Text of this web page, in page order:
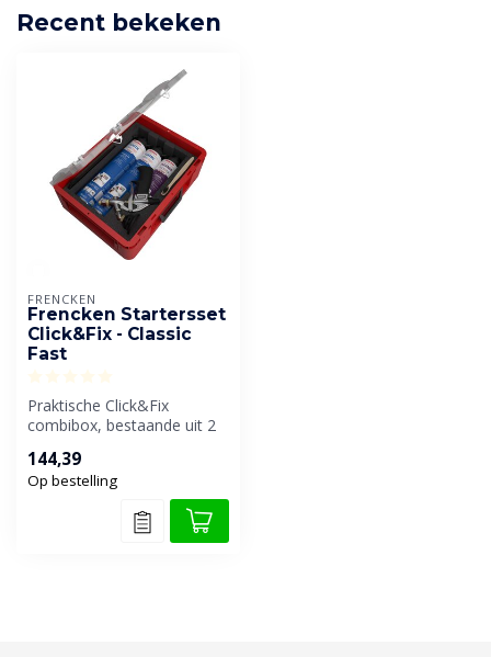
Recent bekeken
FRENCKEN
Frencken Startersset
Click&Fix - Classic
Fast
Praktische Click&Fix
combibox, bestaande uit 2
spuitb...
144,39
Op bestelling